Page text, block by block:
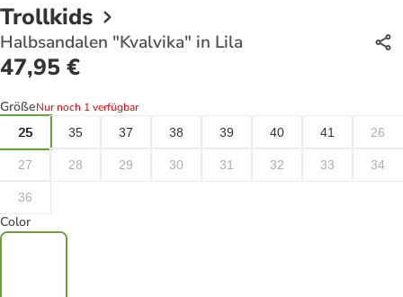
Trollkids
Halbsandalen "Kvalvika" in Lila
47,95 €
GrößeNur noch 1 verfügbar
25
35 37 38 39 40 41 26
27 28 29 30 31 32 33 34
36
Color